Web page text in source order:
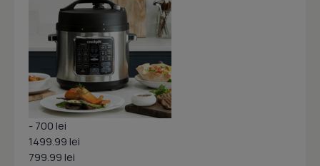
- 700 lei
1499.99 lei
799.99 lei